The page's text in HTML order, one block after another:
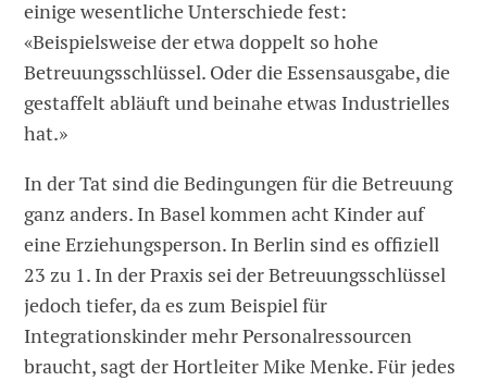
einige wesentliche Unterschiede fest:
«Beispielsweise der etwa doppelt so hohe
Betreuungsschlüssel. Oder die Essensausgabe, die
gestaffelt abläuft und beinahe etwas Industrielles
hat.»
In der Tat sind die Bedingungen für die Betreuung
ganz anders. In Basel kommen acht Kinder auf
eine Erziehungsperson. In Berlin sind es offiziell
23 zu 1. In der Praxis sei der Betreuungsschlüssel
jedoch tiefer, da es zum Beispiel für
Integrationskinder mehr Personalressourcen
braucht, sagt der Hortleiter Mike Menke. Für jedes